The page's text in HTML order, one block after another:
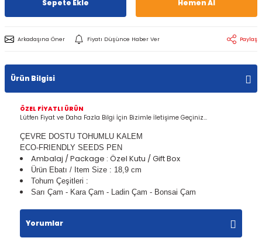
Sepete Ekle Hemen Al
Arkadaşına Öner Fiyatı Düşünce Haber Ver Paylaş
Ürün Bilgisi
ÖZEL FİYATLI ÜRÜN
Lütfen Fiyat ve Daha Fazla Bilgi İçin Bizimle İletişime Geçiniz...
ÇEVRE DOSTU TOHUMLU KALEM
ECO-FRIENDLY SEEDS PEN
Ambalaj / Package : Özel Kutu / Gift Box
Ürün Ebatı / Item Size : 18,9 cm
Tohum Çeşitleri :
Sarı Çam - Kara Çam - Ladin Çam - Bonsai Çam
Yorumlar